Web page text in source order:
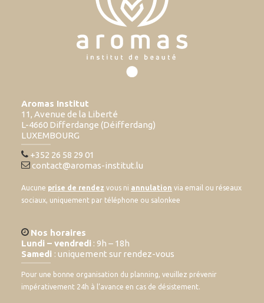
Aromas Institut
11, Avenue de la Liberté
L-4660 Differdange (Déifferdang)
LUXEMBOURG
+352 26 58 29 01
contact@aromas-institut.lu
Aucune prise de rendez vous ni annulation via email ou réseaux
sociaux, uniquement par téléphone ou salonkee
Nos horaires
Lundi – vendredi : 9h – 18h
Samedi : uniquement sur rendez-vous
Pour une bonne organisation du planning, veuillez prévenir
impérativement 24h à l’avance en cas de désistement.